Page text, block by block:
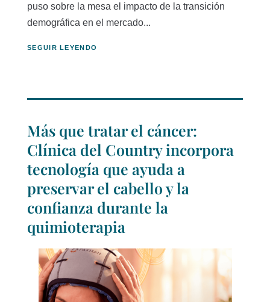
puso sobre la mesa el impacto de la transición
demográfica en el mercado...
SEGUIR LEYENDO
Más que tratar el cáncer:
Clínica del Country incorpora
tecnología que ayuda a
preservar el cabello y la
confianza durante la
quimioterapia